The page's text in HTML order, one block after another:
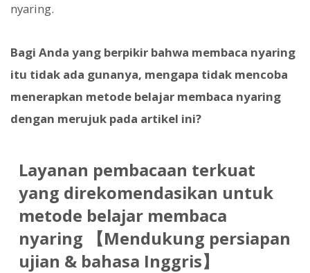
nyaring.
Bagi Anda yang berpikir bahwa membaca nyaring
itu tidak ada gunanya, mengapa tidak mencoba
menerapkan metode belajar membaca nyaring
dengan merujuk pada artikel ini?
Layanan pembacaan terkuat
yang direkomendasikan untuk
metode belajar membaca
nyaring 【Mendukung persiapan
ujian & bahasa Inggris】